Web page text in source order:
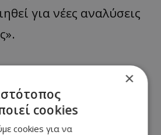
για νέες αναλύσεις
στο Google News
τις
ειδήσεις
×
cookies
cookies για να